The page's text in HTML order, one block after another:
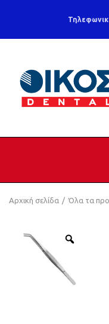
Αρχική σελίδα Όλα τα